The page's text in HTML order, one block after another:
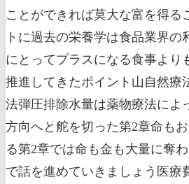
ことができれば莫大な富を得る
トに過去の栄養学は食品業界の
にとってプラスになる食事より
推進してきたポイント山自然療
法弾圧排除水量は薬物療法によ
方向へと舵を切った第2章命も
る第2章では命も金も大量に奪
で話を進めていきましょう医療